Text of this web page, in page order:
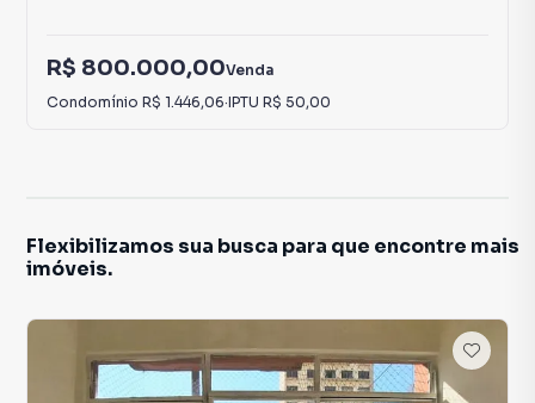
R$ 800.000,00Venda
Condomínio R$ 1.446,06·IPTU R$ 50,00
Flexibilizamos sua busca para que encontre mais
imóveis.